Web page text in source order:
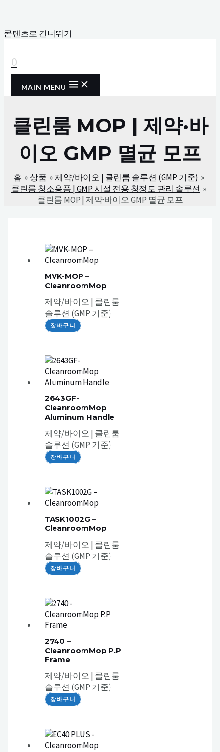
콘텐츠로 건너뛰기
0
MAIN MENU
클린룸 MOP | 제약·바
이오 GMP 멸균 모프
홈 상품
제약/바이오 | 클린룸 솔루션 (GMP 기준)
클린룸 청소용품 | GMP 시설 전용 청정도 관리 솔루션
클린룸 MOP | 제약·바이오 GMP 멸균 모프
MVK-MOP –
CleanroomMop
제약/바이오 | 클린룸
솔루션 (GMP 기준)
장바구니
2643GF-
CleanroomMop
Aluminum Handle
제약/바이오 | 클린룸
솔루션 (GMP 기준)
장바구니
TASK1002G –
CleanroomMop
제약/바이오 | 클린룸
솔루션 (GMP 기준)
장바구니
2740 –
CleanroomMop P.P
Frame
제약/바이오 | 클린룸
솔루션 (GMP 기준)
장바구니